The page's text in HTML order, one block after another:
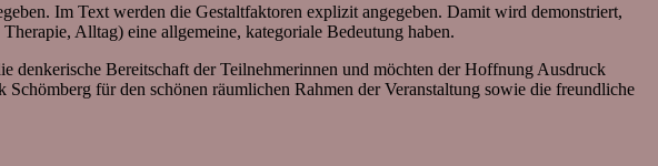
Im Text werden die Gestaltfaktoren explizit angegeben. Damit wird demonstriert,
Alltag) eine allgemeine, kategoriale Bedeutung haben.
denkerische Bereitschaft der Teilnehmerinnen und möchten der Hoffnung Ausdruck
für den schönen räumlichen Rahmen der Veranstaltung sowie die freundliche